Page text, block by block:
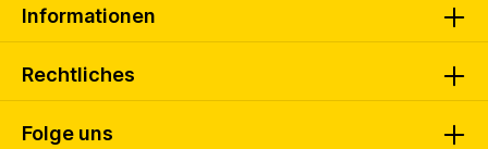
Folge uns
Informationen
Rechtliches